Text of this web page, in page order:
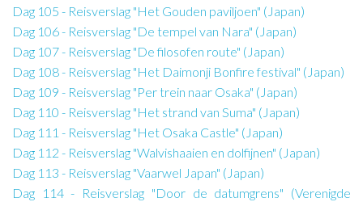
Dag 105 - Reisverslag "Het Gouden paviljoen" (Japan)
Dag 106 - Reisverslag "De tempel van Nara" (Japan)
Dag 107 - Reisverslag "De filosofen route" (Japan)
Dag 108 - Reisverslag "Het Daimonji Bonfire festival" (Japan)
Dag 109 - Reisverslag "Per trein naar Osaka" (Japan)
Dag 110 - Reisverslag "Het strand van Suma" (Japan)
Dag 111 - Reisverslag "Het Osaka Castle" (Japan)
Dag 112 - Reisverslag "Walvishaaien en dolfijnen" (Japan)
Dag 113 - Reisverslag "Vaarwel Japan" (Japan)
Dag 114 - Reisverslag "Door de datumgrens" (Verenigde